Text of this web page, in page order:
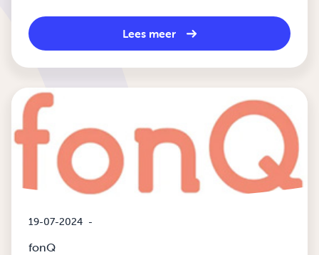
Lees meer
19-07-2024 -
fonQ